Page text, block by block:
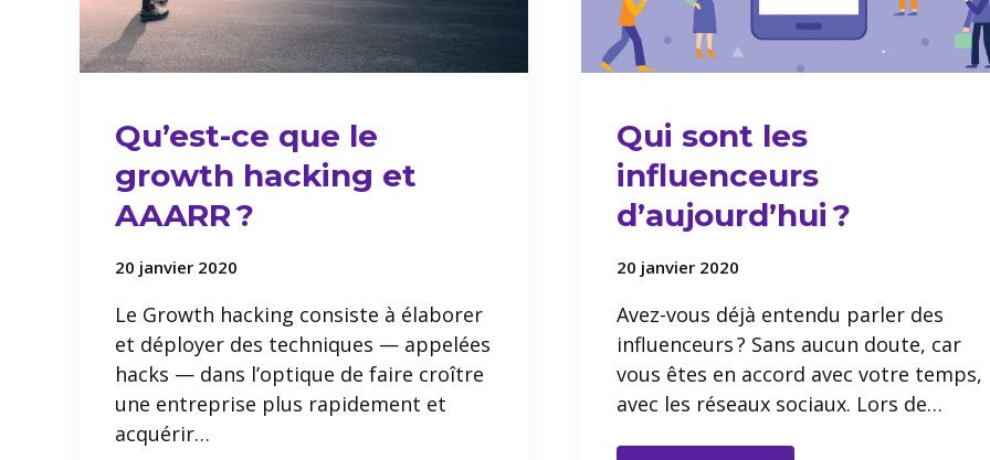
Qu’est-ce que le
growth hacking et
AAARR ?
20 janvier 2020
Le Growth hacking consiste à élaborer
et déployer des techniques — appelées
hacks — dans l’optique de faire croître
une entreprise plus rapidement et
acquérir…
Qui sont les
influenceurs
d’aujourd’hui ?
20 janvier 2020
Avez-vous déjà entendu parler des
influenceurs ? Sans aucun doute, car
vous êtes en accord avec votre temps,
avec les réseaux sociaux. Lors de…